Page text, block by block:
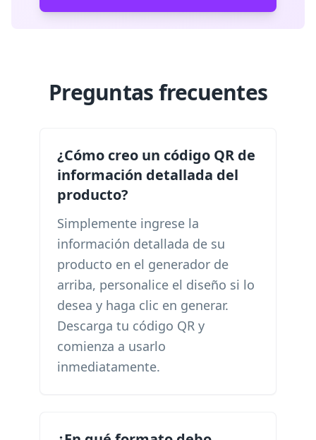
Preguntas frecuentes
¿Cómo creo un código QR de
información detallada del
producto?
Simplemente ingrese la
información detallada de su
producto en el generador de
arriba, personalice el diseño si lo
desea y haga clic en generar.
Descarga tu código QR y
comienza a usarlo
inmediatamente.